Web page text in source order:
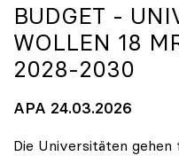
BUDGET -
WOLLEN 18
2028-2030
APA 24.03.2026
Die Universitäten gehen